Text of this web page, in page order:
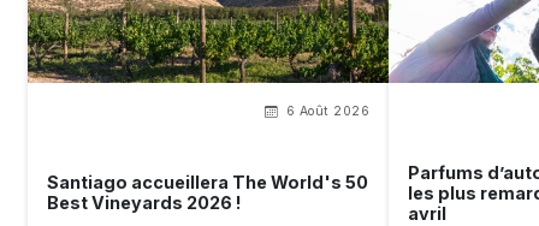
6 Août 2026
Santiago accueillera The World's 50
Best Vineyards 2026 !
Parfums
les plus
avril